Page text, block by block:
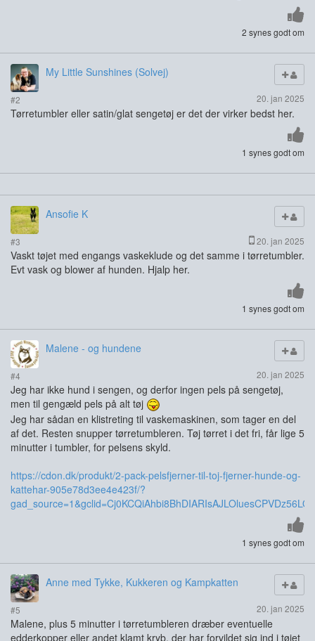
2 synes godt om
My Little Sunshines (Solvej)
#2 20. jan 2025
Tørretumbler eller satin/glat sengetøj er det der virker bedst her.
1 synes godt om
Ansofie K
#3 20. jan 2025
Vaskt tøjet med engangs vaskeklude og det samme i tørretumbler.
Evt vask og blower af hunden. Hjalp her.
1 synes godt om
Malene - og hundene
#4 20. jan 2025
Jeg har ikke hund i sengen, og derfor ingen pels på sengetøj,
men til gengæld pels på alt tøj
Jeg har sådan en klistreting til vaskemaskinen, som tager en del
af det. Resten snupper tørretumbleren. Tøj tørret i det fri, får lige 5
minutter i tumbler, for pelsens skyld.
https://cdon.dk/produkt/2-pack-pelsfjerner-til-toj-fjerner-hunde-og-
kattehar-905e78d3ee4e423f/?
1 synes godt om
Anne med Tykke, Kukkeren og Kampkatten
#5 20. jan 2025
Malene, plus 5 minutter i tørretumbleren dræber eventuelle
edderkopper eller andet klamt kryb, der har forvildet sig ind i tøjet